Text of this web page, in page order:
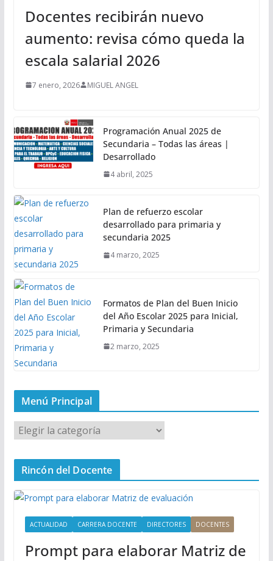
Docentes recibirán nuevo
aumento: revisa cómo queda la
escala salarial 2026
7 enero, 2026 MIGUEL ANGEL
Programación Anual 2025 de
Secundaria – Todas las áreas |
Desarrollado
4 abril, 2025
Plan de refuerzo escolar
desarrollado para primaria y
secundaria 2025
4 marzo, 2025
Formatos de Plan del Buen Inicio
del Año Escolar 2025 para Inicial,
Primaria y Secundaria
2 marzo, 2025
Menú Principal
M
e
n
P
Rincón del Docente
ACTUALIDAD CARRERA DOCENTE DIRECTORES DOCENTES
Prompt para elaborar Matriz de